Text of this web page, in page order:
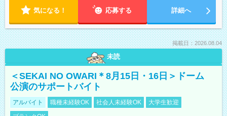
気になる！ 応募する 詳細へ
掲載日：2026.08.04
未読
＜SEKAI NO OWARI＊8月15日・16日＞ドーム
公演のサポートバイト
アルバイト 職種未経験OK 社会人未経験OK
大学生歓迎